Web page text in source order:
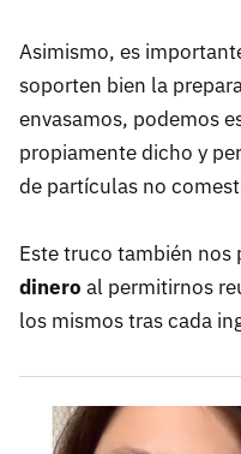
Asimismo, es
soporten bien la
envasamos, podemos
propiamente dicho y
de partículas no
Este truco también nos
dinero al permitirnos
los mismos tras cada